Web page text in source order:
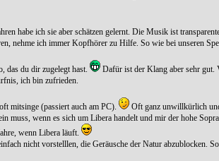
habe ich sie aber schätzen gelernt. Die Musik ist
nehme ich immer Kopfhörer zu Hilfe. So wie bei unseren
das du dir zugelegt hast.
Dafür ist der Klang aber sehr gut.
ich bin zufrieden.
mitsinge (passiert auch am PC).
Oft ganz unwillkürlich
muss, wenn es sich um Libera handelt und mir der hohe
wenn Libera läuft.
nicht vorstelllen, die Geräusche der Natur abzublocken.